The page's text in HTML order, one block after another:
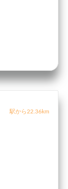
駅から22.36km